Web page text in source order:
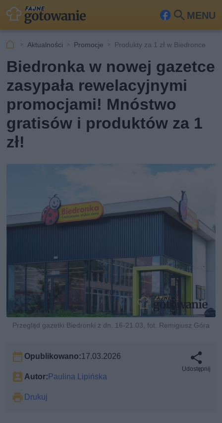
MENU
Fa
ceb
ook
Szu
kaj
Aktualności Promocje Produkty za 1 zł w Biedronce
Biedronka w nowej gazetce
zasypała rewelacyjnymi
promocjami! Mnóstwo
gratisów i produktów za 1
zł!
Przegląd gazetki Biedronki z dn. 16-21.03, fot. Remigiusz Góra
Opublikowano:17.03.2026
Autor:Paulina Lipińska
Drukuj
Udostępnij